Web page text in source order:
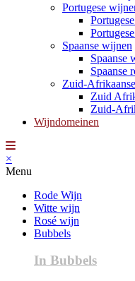
Portugese
Spaanse wijnen
Spaanse
Spaanse
Zuid-
Zuid
Zuid-
Wijndomeinen
×
Menu
Rode Wijn
Witte wijn
Rosé wijn
Bubbels
In Bubbels